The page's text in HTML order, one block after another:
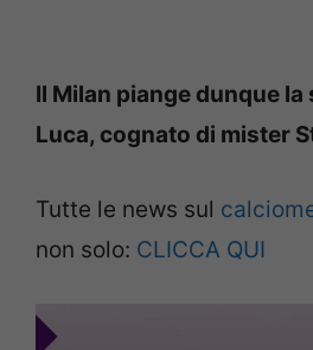
Il Milan piange dunque
Luca, cognato di mister
Tutte le news sul
non solo: CLICCA QUI